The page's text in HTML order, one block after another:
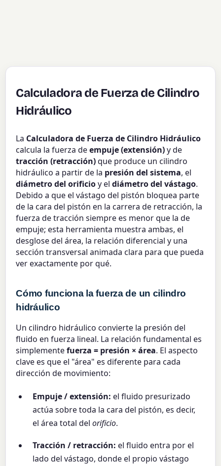
Calculadora de Fuerza de Cilindro
Hidráulico
La Calculadora de Fuerza de Cilindro Hidráulico
calcula la fuerza deempuje (extensión)y de
tracción (retracción)que produce un cilindro
hidráulico a partir de la presión del sistema, el
diámetro del orificioy eldiámetro del vástago.
Debido a que el vástago del pistón bloquea parte
de la cara del pistón en la carrera de retracción, la
fuerza de tracción siempre es menor que la de
empuje; esta herramienta muestra ambas, el
desglose del área, la relación diferencial y una
sección transversal animada clara para que pueda
ver exactamente por qué.
Cómo funciona la fuerza de un cilindro
hidráulico
Un cilindro hidráulico convierte la presión del
fluido en fuerza lineal. La relación fundamental es
simplementefuerza = presión × área. El aspecto
clave es que el "área" es diferente para cada
dirección de movimiento:
Empuje / extensión: el fluido presurizado
actúa sobre toda la cara del pistón, es decir,
el área total delorificio.
Tracción / retracción: el fluido entra por el
lado del vástago, donde el propio vástago